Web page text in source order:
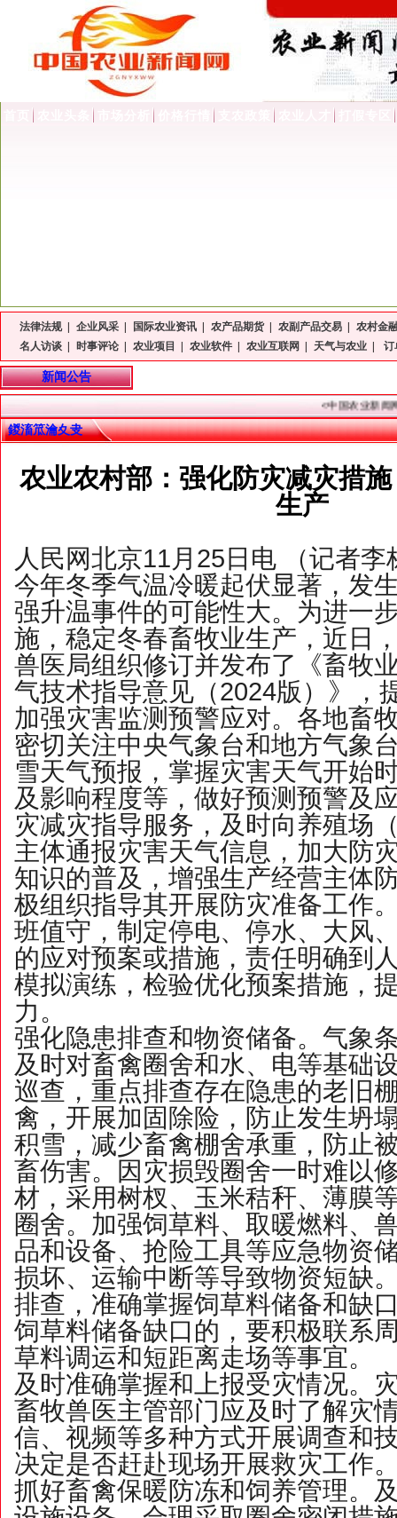
法律法规 企业风采 国际农业资讯 农产品期货 农副产品交易
农村金
名人访谈
时事评论 农业项目 农业软件 农业互联网 天气与农业 订
新闻公告
<中国农业新闻网.中
鍐滀笟瀹夊叏
农业农村部：强化防灾减灾措
生产
人民网北京11月25日电 （记者
今年冬季气温冷暖起伏显著，发
强升温事件的可能性大。为进一
施，稳定冬春畜牧业生产，近日
兽医局组织修订并发布了《畜牧
气技术指导意见（2024版）》，
加强灾害监测预警应对。各地畜
密切关注中央气象台和地方气象
雪天气预报，掌握灾害天气开始
及影响程度等，做好预测预警及
灾减灾指导服务，及时向养殖场
主体通报灾害天气信息，加大防
知识的普及，增强生产经营主体
极组织指导其开展防灾准备工作
班值守，制定停电、停水、大风
的应对预案或措施，责任明确到
模拟演练，检验优化预案措施，
力。
强化隐患排查和物资储备。气象
及时对畜禽圈舍和水、电等基础
巡查，重点排查存在隐患的老旧
禽，开展加固除险，防止发生坍
积雪，减少畜禽棚舍承重，防止
畜伤害。因灾损毁圈舍一时难以
材，采用树杈、玉米秸秆、薄膜
圈舍。加强饲草料、取暖燃料、
品和设备、抢险工具等应急物资
损坏、运输中断等导致物资短缺
排查，准确掌握饲草料储备和缺
饲草料储备缺口的，要积极联系
草料调运和短距离走场等事宜。
及时准确掌握和上报受灾情况。
畜牧兽医主管部门应及时了解灾
信、视频等多种方式开展调查和
决定是否赶赴现场开展救灾工作
抓好畜禽保暖防冻和饲养管理。